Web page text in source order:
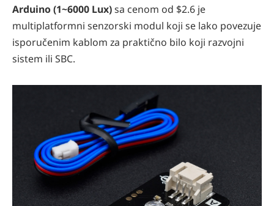
Arduino (1~6000 Lux)sa cenom od $2.6 je
multiplatformni senzorski modul koji se lako povezuje
isporučenim kablom za praktično bilo koji razvojni
sistem ili SBC.